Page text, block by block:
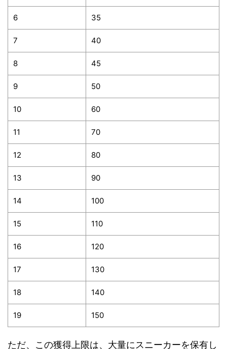
6 35
7 40
8 45
9 50
10 60
11 70
12 80
13 90
14 100
15 110
16 120
17 130
18 140
19 150
ただ、この獲得上限は、大量にスニーカーを保有し